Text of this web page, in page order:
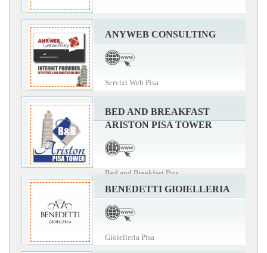
ANYWEB CONSULTING
Servizi Web Pisa
BED AND BREAKFAST
ARISTON PISA TOWER
Bed and Breakfast Pisa
BENEDETTI GIOIELLERIA
Gioielleria Pisa